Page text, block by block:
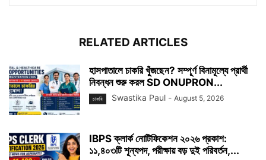
RELATED ARTICLES
হাসপাতালে চাকরি খুঁজছেন? সম্পূর্ণ বিনামূল্যে প্রার্থী
নিবন্ধন শুরু করল SD ONUPRON...
চাকরি Swastika Paul - August 5, 2026
IBPS ক্লার্ক নোটিফিকেশন ২০২৬ প্রকাশ:
১১,৪০৩টি শূন্যপদ, পরীক্ষায় বড় দুই পরিবর্তন,...